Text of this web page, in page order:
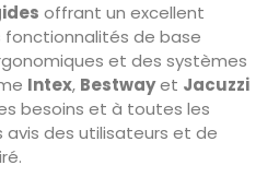
offrant un excellent
fonctionnalités de base
et des systèmes
Intex, Bestwayet Jacuzzi
besoins et à toutes les
des utilisateurs et de